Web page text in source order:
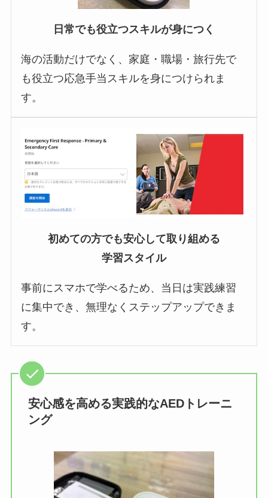
日常でも役立つスキルが身につく
海の活動だけでなく、家庭・職場・旅行先で
も役立つ応急手当スキルを身につけられま
す。
初めての方でも安心して取り組める
学習スタイル
事前にスマホで学べるため、当日は実践練習
に集中でき、無理なくステップアップできま
す。
安心感を高める実践的なAEDトレーニ
ング